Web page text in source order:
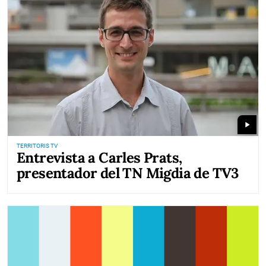
play_arrow
TERRITORIS TV
Entrevista a Carles Prats,
presentador del TN Migdia de TV3